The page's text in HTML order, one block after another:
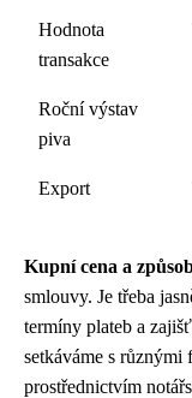
Hodnota
transakce
Roční výstav
piva
Export
Kupní cena a
smlouvy. Je třeba
termíny plateb a
setkáváme s různými
prostřednictvím